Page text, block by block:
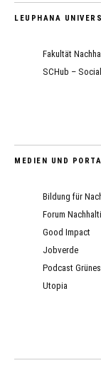
LEUPHANA
Fakultät
SCHub –
MEDIEN UND
Bildung für
Forum
Good Impact
Jobverde
Podcast
Utopia